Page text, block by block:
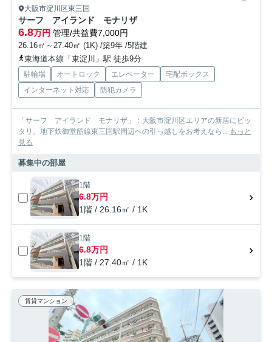
大阪市淀川区東三国
サーフ アイランド モナリザ
6.8万円 管理/共益費7,000円
26.16㎡～27.40㎡ (1K) /築9年 /5階建
東海道本線「東淀川」駅 徒歩9分
駐輪場 オートロック エレベーター
宅配ボックス
インターネット対応
防犯カメラ
「サーフ アイランド モナリザ」：大阪市淀川区エリアの新居にピッ
タリ。地下鉄御堂筋線東三国駅周辺への引っ越しをお考えなら... もっと
見る
募集中の部屋
1階
6.8万円
1階 / 26.16㎡ / 1K
1階
6.8万円
1階 / 27.40㎡ / 1K
賃貸マンション